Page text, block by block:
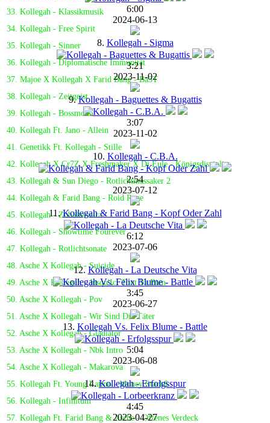
33. Kollegah - Klassikmusik
34. Kollegah - Free Spirit
35. Kollegah - Sinner
36. Kollegah - Diplomatische Immunität
37. Majoe X Kollegah X Farid Bang - Ba3T
38. Kollegah - Zeitgeist
39. Kollegah - Bossmode
40. Kollegah Ft. Jano - Allein
41. Genetikk Ft. Kollegah - Stille
42. Kollegah X Cr7Z X Freshmaker X Dj Eule - Königsdisziplin
43. Kollegah & Sun Diego - Rotlichtmassaker 2
44. Kollegah & Farid Bang - Roid Rage
45. Kollegah - Zuhälteraura
46. Kollegah - Showtime Fourever
47. Kollegah - Rotlichtsonate
48. Asche X Kollegah - Suicide
49. Asche X Kollegah - Jusqu'Ici Tout Va Bien
50. Asche X Kollegah - Pov
51. Asche X Kollegah - Wir Sind Die Täter
52. Asche X Kollegah - Gladiator
53. Asche X Kollegah - Nbk Intro
54. Asche X Kollegah - Makarova
55. Kollegah Ft. Young Latino - Money Stack$
56. Kollegah - Infinitum
57. Kollegah Ft. Farid Bang & Asche - Offenes Verdeck
6:00
2024-06-13
8. Kollegah - Sigma
3:21
2023-11-02
9.Kollegah - Baguettes & Bugattis
3:07
2023-11-02
10. Kollegah - C.B.A.
2:54
2023-07-12
11.Kollegah & Farid Bang - Kopf Oder Zahl
6:12
2023-07-06
12.Kollegah - La Deutsche Vita
3:45
2023-06-27
13. Kollegah Vs. Felix Blume - Battle
5:04
2023-06-08
14.Kollegah - Erfolgsspur
4:45
2023-04-27